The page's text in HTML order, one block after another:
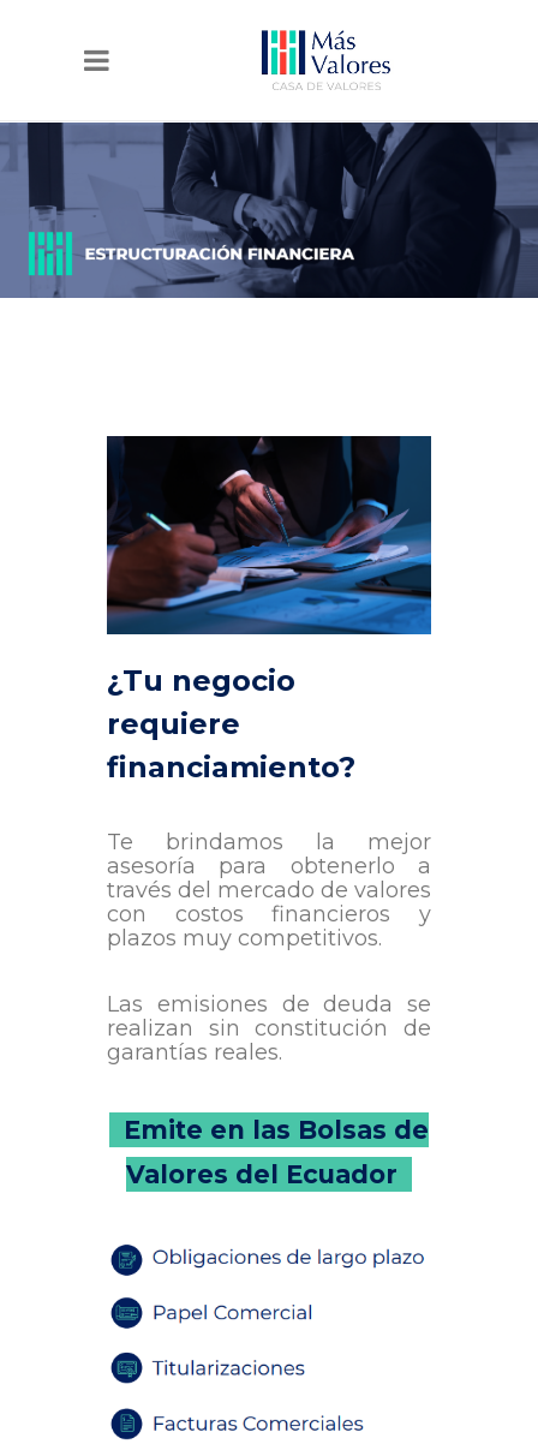
¿Tu negocio
requiere
financiamiento?
Te brindamos la mejor
asesoría para obtenerlo a
través del mercado de valores
con costos financieros y
plazos muy competitivos.
Las emisiones de deuda se
realizan sin constitución de
garantías reales.
Emite en las Bolsas de
Valores del Ecuador